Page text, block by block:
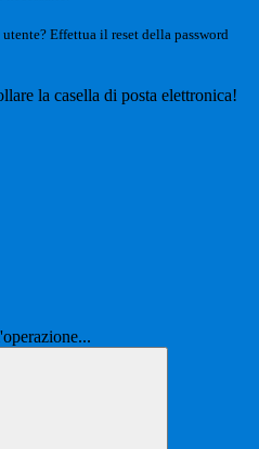
Effettua il reset della password
la casella di posta elettronica!